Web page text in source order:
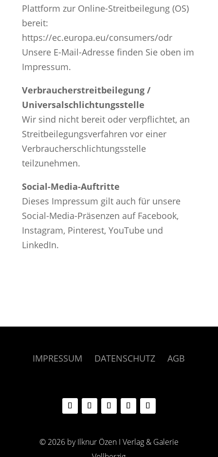
Plattform zur Online-Streitbeilegung (OS)
bereit:
https://ec.europa.eu/consumers/odr
Unsere E-Mail-Adresse finden Sie oben im
Impressum.
Verbraucherstreitbeilegung /
Universalschlichtungsstelle
Wir sind nicht bereit oder verpflichtet, an
Streitbeilegungsverfahren vor einer
Verbraucherschlichtungsstelle
teilzunehmen.
Social-Media-Auftritte
Dieses Impressum gilt auch für unsere
Social-Media-Präsenzen auf Facebook,
Instagram, Pinterest, YouTube und
LinkedIn.
IMPRESSUM DATENSCHUTZ AGB
© 2026 by Ilknur Özen I Verlag & Galerie